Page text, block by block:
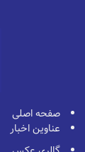
صفحه اصلی
عناوین اخبار